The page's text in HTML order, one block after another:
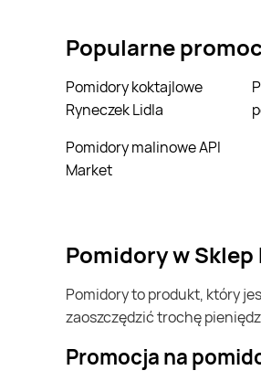
Popularne
Pomidory koktajlowe
Ryneczek Lidla
Pomidory malinowe
Pomidory malinowe API
Market
pomidory w
pomidory to produkt, który jest bardzo popularny w Polsce i na całym świecie. Często możesz go kupić w Sklep Polski. Jeśli chcesz kupić pomidory i chcesz
zaoszczędzić trochę
Promocja na